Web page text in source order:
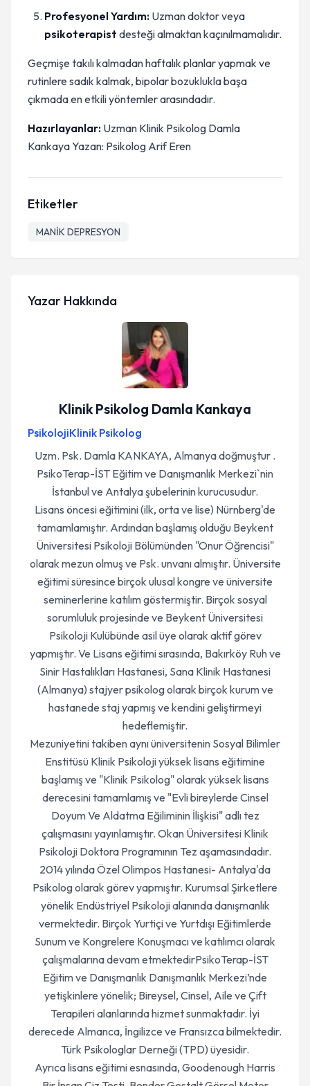
Profesyonel Yardım: Uzman doktor veya
psikoterapist desteği almaktan kaçınılmamalıdır.
Geçmişe takılı kalmadan haftalık planlar yapmak ve
rutinlere sadık kalmak, bipolar bozuklukla başa
çıkmada en etkili yöntemler arasındadır.
Hazırlayanlar: Uzman Klinik Psikolog Damla
Kankaya Yazan: Psikolog Arif Eren
Etiketler
MANİK DEPRESYON
Yazar Hakkında
Klinik Psikolog Damla Kankaya
PsikolojiKlinik Psikolog
Uzm. Psk. Damla KANKAYA, Almanya doğmuştur .
PsikoTerap-İST Eğitim ve Danışmanlık Merkezi`nin
İstanbul ve Antalya şubelerinin kurucusudur.
Lisans öncesi eğitimini (ilk, orta ve lise) Nürnberg'de
tamamlamıştır. Ardından başlamış olduğu Beykent
Üniversitesi Psikoloji Bölümünden "Onur Öğrencisi"
olarak mezun olmuş ve Psk. unvanı almıştır. Üniversite
eğitimi süresince birçok ulusal kongre ve üniversite
seminerlerine katılım göstermiştir. Birçok sosyal
sorumluluk projesinde ve Beykent Üniversitesi
Psikoloji Kulübünde asil üye olarak aktif görev
yapmıştır. Ve Lisans eğitimi sırasında, Bakırköy Ruh ve
Sinir Hastalıkları Hastanesi, Sana Klinik Hastanesi
(Almanya) stajyer psikolog olarak birçok kurum ve
hastanede staj yapmış ve kendini geliştirmeyi
hedeflemiştir.
Mezuniyetini takiben aynı üniversitenin Sosyal Bilimler
Enstitüsü Klinik Psikoloji yüksek lisans eğitimine
başlamış ve "Klinik Psikolog" olarak yüksek lisans
derecesini tamamlamış ve "Evli bireylerde Cinsel
Doyum Ve Aldatma Eğiliminin İlişkisi" adlı tez
çalışmasını yayınlamıştır. Okan Üniversitesi Klinik
Psikoloji Doktora Programının Tez aşamasındadır.
2014 yılında Özel Olimpos Hastanesi- Antalya'da
Psikolog olarak görev yapmıştır. Kurumsal Şirketlere
yönelik Endüstriyel Psikoloji alanında danışmanlık
vermektedir. Birçok Yurtiçi ve Yurtdışı Eğitimlerde
Sunum ve Kongrelere Konuşmacı ve katılımcı olarak
çalışmalarına devam etmektedirPsikoTerap-İST
Eğitim ve Danışmanlık Danışmanlık Merkezi’nde
yetişkinlere yönelik; Bireysel, Cinsel, Aile ve Çift
Terapileri alanlarında hizmet sunmaktadır. İyi
derecede Almanca, İngilizce ve Fransızca bilmektedir.
Türk Psikologlar Derneği (TPD) üyesidir.
Ayrıca lisans eğitimi esnasında, Goodenough Harris